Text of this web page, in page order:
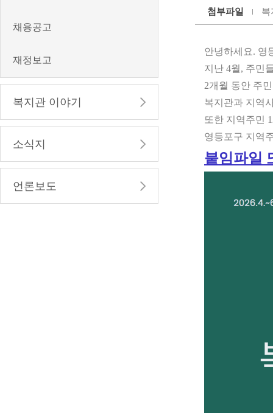
채용공고
재정보고
복지관 이야기
소식지
언론보도
첨부파일 복
안녕하세요. 영
지난 4월, 주민
2개월 동안 주
복지관과 지역
또한 지역주민
영등포구 지역
붙임파일